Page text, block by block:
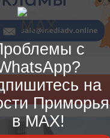
с
на
Приморья
в MAX!